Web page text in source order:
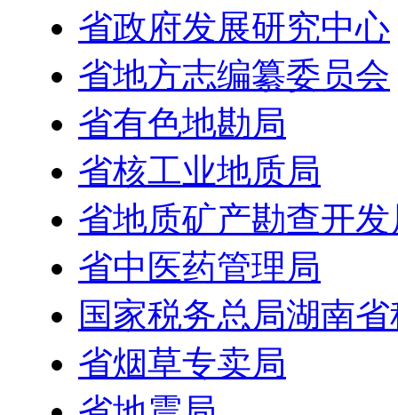
省政府发展研究中心
省地方志编纂委员会
省有色地勘局
省核工业地质局
省地质矿产勘查开发
省中医药管理局
国家税务总局湖南
省烟草专卖局